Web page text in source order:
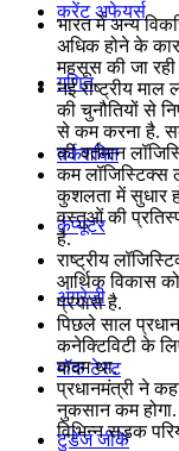
करेंट अफेयर्स
गणित
तर्कशक्ति
कंप्यूटर
अंग्रेजी
मॉक टेस्ट
टुडेज जीके
भारत में अन्य
अधिक होने के
महसूस की जा रही
नई राष्ट्रीय माल
की चुनौतियों से
से कम करना है.
की वर्तमान
कम लॉजिस्टिक्स
कुशलता में सुधार
वस्तुओं की
है.
राष्ट्रीय
आर्थिक विकास
प्रयास है.
पिछले साल
कनेक्टिविटी के
कदम था.
प्रधानमंत्री ने
नुकसान कम होगा.
विभिन्न सड़क